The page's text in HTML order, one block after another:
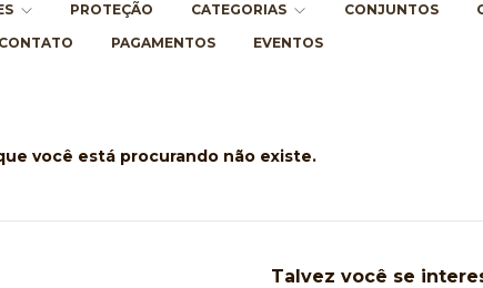
PROTEÇÃO CATEGORIAS CONJUNTOS
CONTATO PAGAMENTOS EVENTOS
você está procurando não existe.
Talvez você se